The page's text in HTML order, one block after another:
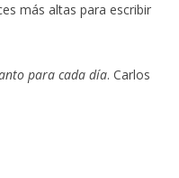
más altas para escribir
para cada día. Carlos